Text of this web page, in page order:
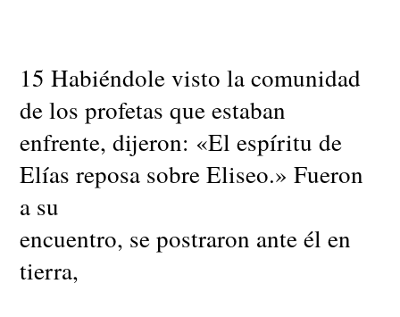
15 Habiéndole visto la comunidad
de los profetas que estaban
enfrente, dijeron: «El espíritu de
Elías reposa sobre Eliseo.» Fueron
a su
encuentro, se postraron ante él en
tierra,